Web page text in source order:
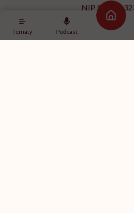
Tematy Podcast
Strona
NIP
Kontakt z